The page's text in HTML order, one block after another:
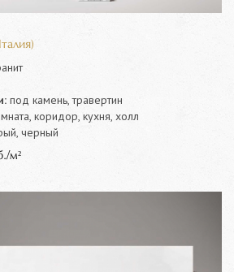
под камень, травертин
коридор, кухня, холл
черный
м²